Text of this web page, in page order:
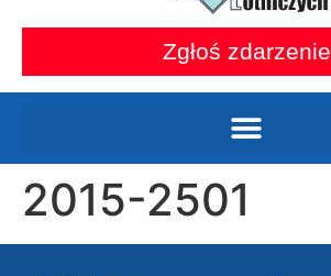
Zgłoś zdarzenie
2015-2501